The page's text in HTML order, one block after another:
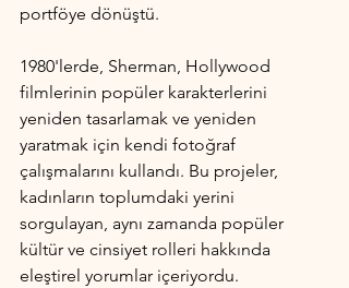
portföye dönüştü.
1980'lerde, Sherman, Hollywood
filmlerinin popüler karakterlerini
yeniden tasarlamak ve yeniden
yaratmak için kendi fotoğraf
çalışmalarını kullandı. Bu projeler,
kadınların toplumdaki yerini
sorgulayan, aynı zamanda popüler
kültür ve cinsiyet rolleri hakkında
eleştirel yorumlar içeriyordu.